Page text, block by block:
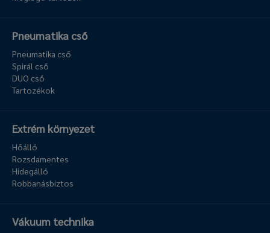
Pneumatika cső
Pneumatika cső
Spirál cső
DUO cső
Tartozékok
Extrém környezet
Hőálló
Rozsdamentes
Hidegálló
Robbanásbiztos
Vákuum technika